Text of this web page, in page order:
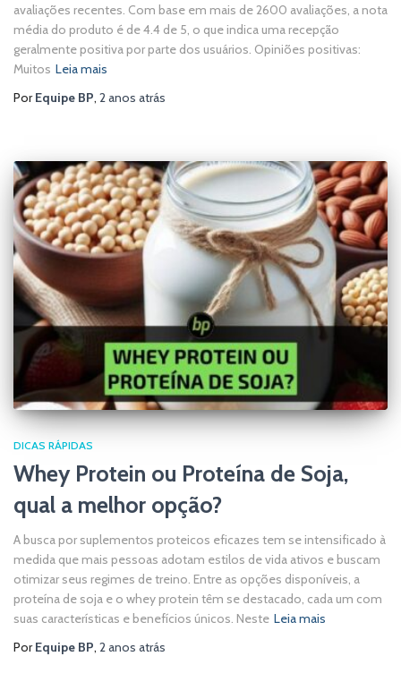
avaliações recentes. Com base em mais de 2600 avaliações, a nota
média do produto é de 4.4 de 5, o que indica uma recepção
geralmente positiva por parte dos usuários. Opiniões positivas:
Muitos Leia mais
PorEquipe BP, 2 anos atrás
DICAS RÁPIDAS
Whey Protein ou Proteína de Soja,
qual a melhor opção?
A busca por suplementos proteicos eficazes tem se intensificado à
medida que mais pessoas adotam estilos de vida ativos e buscam
otimizar seus regimes de treino. Entre as opções disponíveis, a
proteína de soja e o whey protein têm se destacado, cada um com
suas características e benefícios únicos. Neste Leia mais
PorEquipe BP, 2 anos atrás